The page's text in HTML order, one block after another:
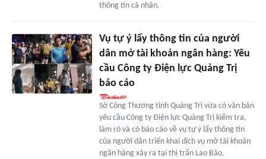
thông tin cá nhân.
Vụ tự ý lấy thông tin của người
dân mở tài khoản ngân hàng: Yêu
cầu Công ty Điện lực Quảng Trị
báo cáo
Sở Công Thương tỉnh Quảng Trị vừa có văn bản
yêu cầu Công ty Điện lực Quảng Trị kiểm tra,
làm rõ và có báo cáo về vụ tự ý lấy thông tin
của người dân triển khai dịch vụ mở tài khoản
ngân hàng xảy ra tại thị trấn Lao Bảo.